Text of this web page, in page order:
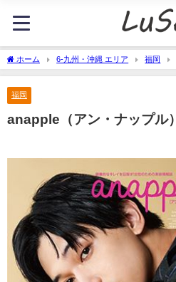
ホーム 6-九州・沖縄 エリア 福岡
福岡
anapple（アン・ナップル）